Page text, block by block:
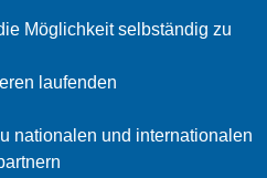
Möglichkeit selbständig zu
laufenden
nationalen und internationalen